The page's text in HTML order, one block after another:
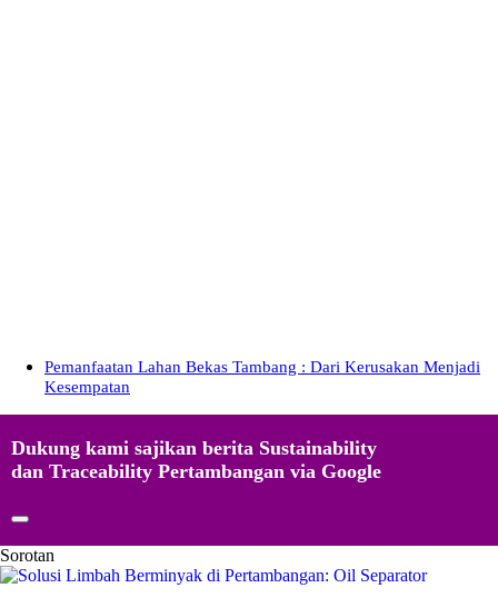
Pemanfaatan Lahan Bekas Tambang : Dari Kerusakan Menjadi
Kesempatan
Dukung kami sajikan berita Sustainability
dan Traceability Pertambangan via Google
Sorotan